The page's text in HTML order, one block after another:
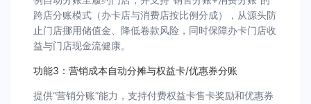
跨店分账模式（办卡店与消费店按比例分成），从源头防
止门店挪用储值金、降低卷款风险，同时保障办卡门店收
益与门店现金流健康。
功能3：营销成本自动分摊与权益卡/优惠券分账
提供“营销分账”能力，支持付费权益卡售卡奖励和优惠券